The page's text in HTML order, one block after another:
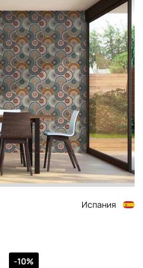
Испания
-10%